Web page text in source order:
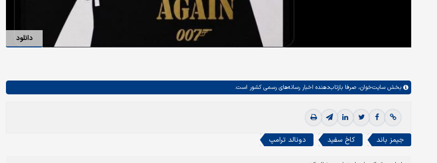
دانلود
بخش سایت‌خوان، صرفا بازتاب‌دهنده اخبار رسانه‌های رسمی کشور است.
جیمز باند کاخ سفید دونالد ترامپ